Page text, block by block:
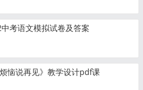
考语文模拟试卷及答案
烦恼说再见》教学设计pdf课